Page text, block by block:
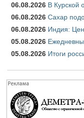
06.08.2026 В Курской
06.08.2026 Сахар
06.08.2026 Индия:
05.08.2026
05.08.2026 Итоги